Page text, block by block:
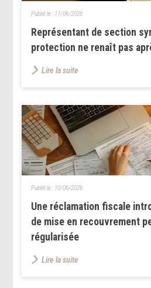
Représentant de section
protection ne renaît pas
Publié le : 11/06/2026
Lire la suite
Une réclamation fiscale
de mise en recouvrement
régularisée
Publié le : 10/06/2026
Lire la suite